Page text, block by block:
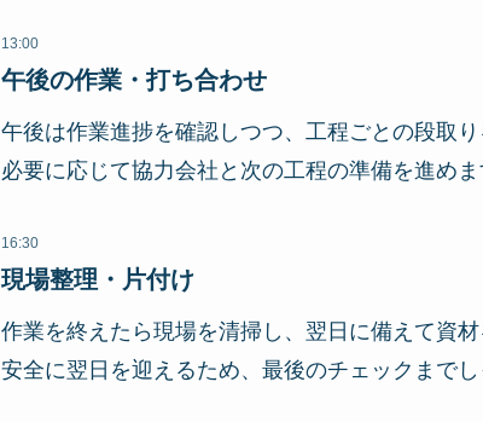
13:00
午後の作業・打ち合わせ
午後は作業進捗を確認しつつ、工程ごとの段取り
必要に応じて協力会社と次の工程の準備を進めま
16:30
現場整理・片付け
作業を終えたら現場を清掃し、翌日に備えて資材
安全に翌日を迎えるため、最後のチェックまでし